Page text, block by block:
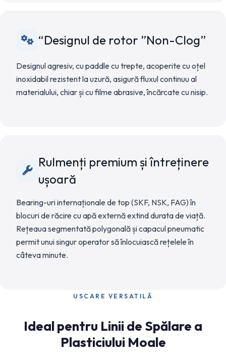
“Designul de rotor ”Non-Clog”
Designul agresiv, cu paddle cu trepte, acoperite cu oțel
inoxidabil rezistent la uzură, asigură fluxul continuu al
materialului, chiar și cu filme abrasive, încărcate cu nisip.
Rulmenți premium și întreținere
ușoară
Bearing-uri internaționale de top (SKF, NSK, FAG) în
blocuri de răcire cu apă externă extind durata de viață.
Rețeaua segmentată polygonală și capacul pneumatic
permit unui singur operator să înlocuiască rețelele în
câteva minute.
USCARE VERSATILĂ
Ideal pentru Linii de Spălare a
Plasticiului Moale